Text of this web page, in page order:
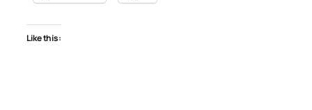
Like this: